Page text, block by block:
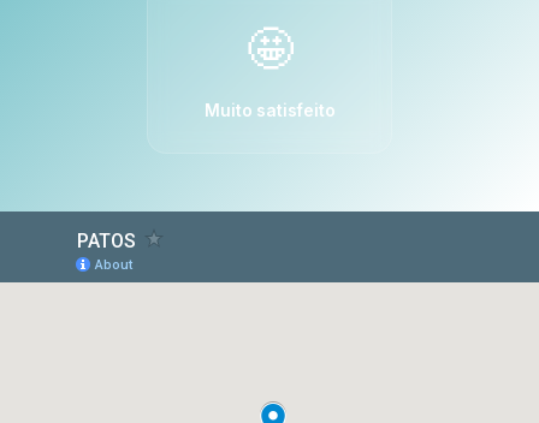
🤩
Muito satisfeito